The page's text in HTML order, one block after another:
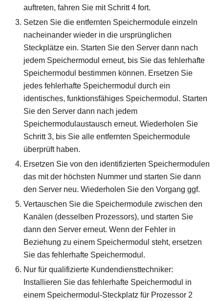
auftreten, fahren Sie mit Schritt 4 fort.
Setzen Sie die entfernten Speichermodule einzeln
nacheinander wieder in die ursprünglichen
Steckplätze ein. Starten Sie den Server dann nach
jedem Speichermodul erneut, bis Sie das fehlerhafte
Speichermodul bestimmen können. Ersetzen Sie
jedes fehlerhafte Speichermodul durch ein
identisches, funktionsfähiges Speichermodul. Starten
Sie den Server dann nach jedem
Speichermodulaustausch erneut. Wiederholen Sie
Schritt 3, bis Sie alle entfernten Speichermodule
überprüft haben.
Ersetzen Sie von den identifizierten Speichermodulen
das mit der höchsten Nummer und starten Sie dann
den Server neu. Wiederholen Sie den Vorgang ggf.
Vertauschen Sie die Speichermodule zwischen den
Kanälen (desselben Prozessors), und starten Sie
dann den Server erneut. Wenn der Fehler in
Beziehung zu einem Speichermodul steht, ersetzen
Sie das fehlerhafte Speichermodul.
Nur für qualifizierte Kundendiensttechniker:
Installieren Sie das fehlerhafte Speichermodul in
einem Speichermodul-Steckplatz für Prozessor 2